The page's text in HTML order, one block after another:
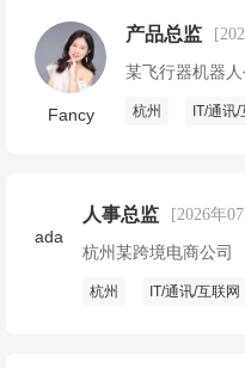
Fancy
产品总监
某飞行器机器
杭州 IT/通讯
ada
人事总监 [2026年
杭州某跨境电商公司
杭州 IT/通讯/互联网